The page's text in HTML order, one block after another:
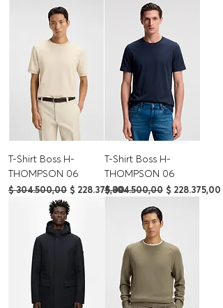
T-Shirt Boss H-
THOMPSON 06
Precio
$ 304.500,00 Precio de oferta
$ 228.375,00
T-Shirt Boss H-
THOMPSON 06
Precio
$ 304.500,00 Precio de
$ 228.375,00